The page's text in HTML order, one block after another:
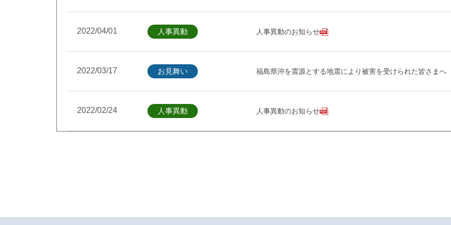
2022/04/01 人事異動 人事異動のお知らせ
2022/03/17 お見舞い 福島県沖を震源とする地震により被害を受けられた皆さまへ
2022/02/24 人事異動 人事異動のお知らせ